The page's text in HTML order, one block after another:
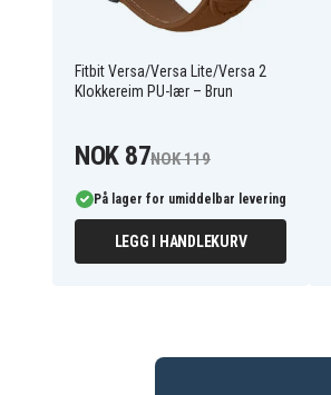
Materiale
Fitbit Versa/Versa Lite/Versa 2
Klokkereim PU-lær – Brun
NOK 87NOK 119
På lager for umiddelbar levering
LEGG I HANDLEKURV